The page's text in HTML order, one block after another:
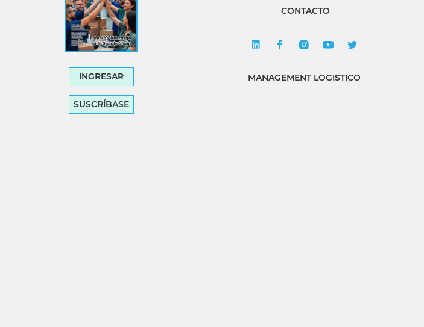
INGRESAR
SUSCRÍBASE
CONTACTO
MANAGEMENT LOGISTICO